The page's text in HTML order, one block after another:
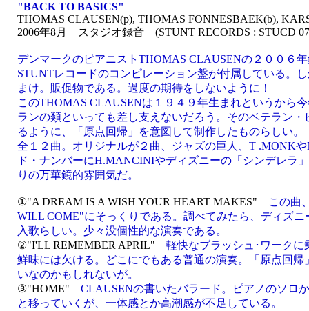
"BACK TO BASICS"
THOMAS CLAUSEN(p), THOMAS FONNESBAEK(b),
2006年8月 スタジオ録音 (STUNT RECORDS : STUCD
デンマークのピアニストTHOMAS CLAUSENの２００６
STUNTレコードのコンピレーション盤が付属している。
まけ。販促物である。過度の期待をしないように！
このTHOMAS CLAUSENは１９４９年生まれというから
ランの類といっても差し支えないだろう。そのベテラン
るように、「原点回帰」を意図して制作したものらしい。
全１２曲。オリジナルが２曲、ジャズの巨人、T .MONK
ド・ナンバーにH.MANCINIやディズニーの「シンデレラ
りの万華鏡的雰囲気だ。
①"A DREAM IS A WISH YOUR HEART MAKES"
この曲
WILL COME"にそっくりである。調べてみたら、ディズ
入歌らしい。少々没個性的な演奏である。
②"I'LL REMEMBER APRIL" 軽快なブラッシュ･ワーク
鮮味には欠ける。どこにでもある普通の演奏。「原点回
いなのかもしれないが。
③"HOME" CLAUSENの書いたバラード。ピアノのソロ
と移っていくが、一体感とか高潮感が不足している。